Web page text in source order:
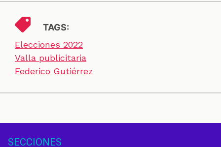
TAGS:
Elecciones 2022
Valla publicitaria
Federico Gutiérrez
SECCIONES